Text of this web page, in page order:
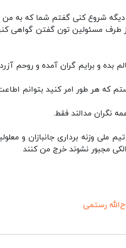
شروع کنی گفتم شما که به من
مسئولین تون گفتن گواهی
بده و برایم گران آمده و روحم
که هر طور امر کنید بتوانم
نگران مدالند فقط.
ملی وزنه برداری جانبازان و
مجبور نشوند خرج من کنند
رستمی